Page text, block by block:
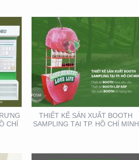
CHÍ
THIẾT KẾ SẢN XUẤT BOOTH
SAMPLING TẠI TP. HỒ CHÍ MINH
THIẾT KẾ THI CÔNG
CỦA HÀNG THỰC PHẨM
AN TOÀN GOOD EARTH